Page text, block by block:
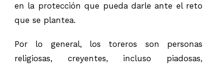
en la protección que pueda darle ante el reto
que se plantea.
Por lo general, los toreros son personas
religiosas, creyentes, incluso piadosas,